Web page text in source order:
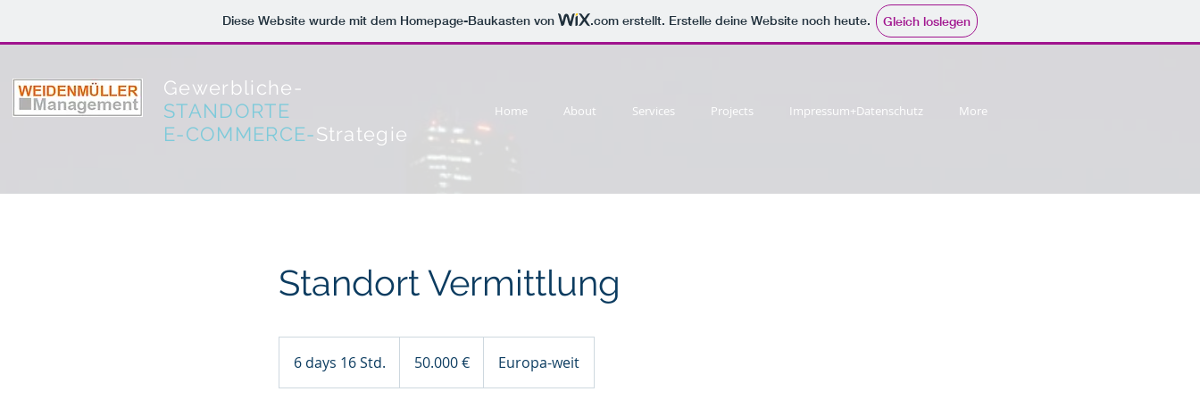
Diese Website wurde mit dem Homepage-Baukasten von .com erstellt. Erstelle deine Website noch heute. Gleich loslegen
Gewerbliche-
STANDORTE
E-COMMERCE-Strategie
Home About Services Projects Impressum+Datenschutz More
Standort Vermittlung
6 days 16 Std.
d
50.000 € Europa-weit